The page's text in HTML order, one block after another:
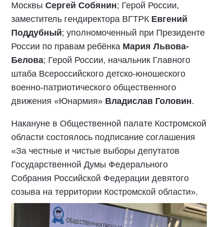
Москвы Сергей Собянин; Герой России,
заместитель гендиректора ВГТРК Евгений
Поддубный; уполномоченный при Президенте
России по правам ребёнка Мария Львова-
Белова; Герой России, начальник Главного
штаба Всероссийского детско-юношеского
военно-патриотического общественного
движения «Юнармия» Владислав Головин.
Накануне в Общественной палате Костромской
области состоялось подписание соглашения
«За честные и чистые выборы депутатов
Государственной Думы Федерального
Собрания Российской Федерации девятого
созыва на территории Костромской области».